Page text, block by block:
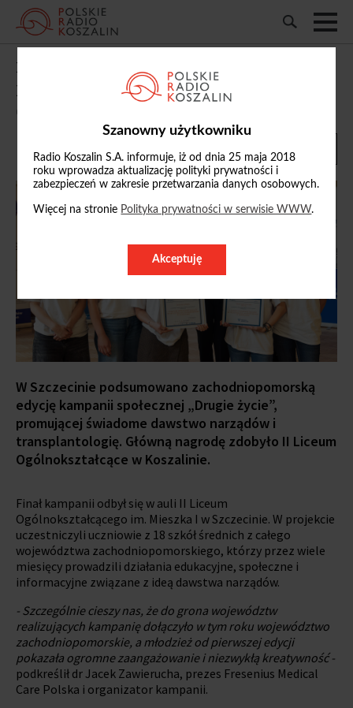
Szanowny użytkowniku
Radio Koszalin S.A. informuje, iż od dnia 25 maja 2018
roku wprowadza aktualizację polityki prywatności i
zabezpieczeń w zakresie przetwarzania danych osobowych.
Więcej na stronie Polityka prywatności w serwisie WWW.
Akceptuję
II LO w Koszalinie najlepsze w kampanii
promującej transplantację
09/06/2026, 19:42
W Szczecinie podsumowano zachodniopomorską
edycję kampanii społecznej „Drugie życie”,
promującej świadome dawstwo narządów i
transplantologię. Główną nagrodę zdobyło II Liceum
Ogólnokształcące w Koszalinie.
Finał kampanii odbył się w auli II Liceum
Ogólnokształcącego im. Mieszka I w Szczecinie. W projekcie
uczestniczyli uczniowie z 18 szkół średnich z całego
województwa zachodniopomorskiego, którzy przez wiele
miesięcy prowadzili działania edukacyjne, społeczne i
informacyjne związane z ideą dawstwa narządów.
- Szczególnie cieszy nas, że do grona województw
realizujących kampanię dołączyło w tym roku województwo
zachodniopomorskie, a młodzież od pierwszej edycji
pokazała ogromne zaangażowanie i niezwykłą kreatywność -
podkreślił dr Jacek Zawierucha, prezes Fresenius Medical
Care Polska i organizator kampanii.